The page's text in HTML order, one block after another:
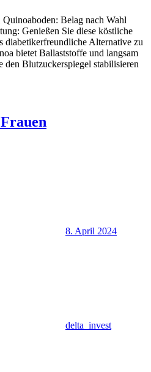
Belag nach Wahl
Genießen Sie diese köstliche
diabetikerfreundliche Alternative zu
bietet Ballaststoffe und langsam
Blutzuckerspiegel stabilisieren
8. April 2024
delta_invest